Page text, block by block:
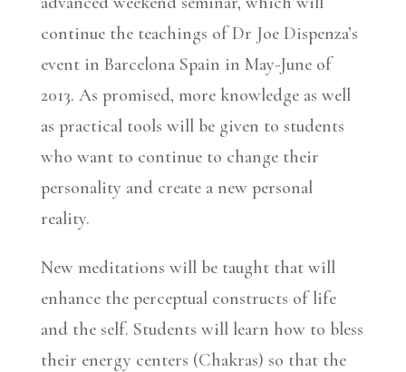
continue the teachings of Dr Joe Dispenza’s
event in Barcelona Spain in May-June of
2013. As promised, more knowledge as well
as practical tools will be given to students
who want to continue to change their
personality and create a new personal
reality.
New meditations will be taught that will
enhance the perceptual constructs of life
and the self. Students will learn how to bless
their energy centers (Chakras) so that the